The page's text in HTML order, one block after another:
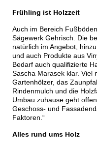
Frühling ist Holzzeit
Auch im Bereich
Sägewerk Gehrisch. Die
natürlich im Angebot,
und auch Produkte aus
Bedarf auch qualifizierte
Sascha Marasek klar. Viel
Gartenhölzer, das
Rindenmulch und die
Umbau zuhause geht
Geschoss- und
Faktoren.“
Alles rund ums Holz